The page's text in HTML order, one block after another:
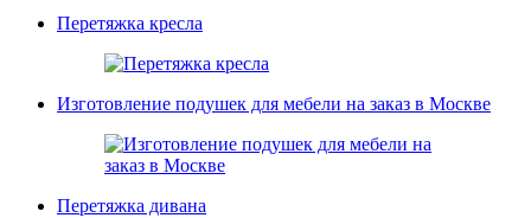
Перетяжка кресла
Изготовление подушек для мебели на заказ в Москве
Перетяжка дивана